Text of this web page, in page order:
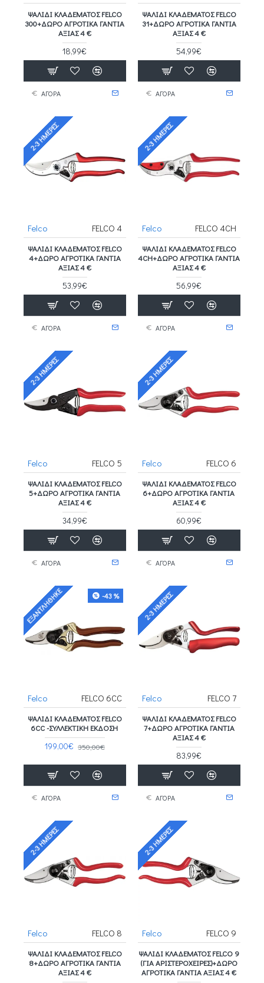
ΨΑΛΊΔΙ ΚΛΑΔΈΜΑΤΟΣ FELCO
300+ΔΩΡΟ ΑΓΡΟΤΙΚΑ ΓΑΝΤΙΑ
ΑΞΙΑΣ 4 €
18,99€
ΑΓΟΡΑ
ΨΑΛΊΔΙ ΚΛΑΔΈΜΑΤΟΣ FELCO
31+ΔΩΡΟ ΑΓΡΟΤΙΚΑ ΓΑΝΤΙΑ
ΑΞΙΑΣ 4 €
54,99€
ΑΓΟΡΑ
2-3 ΗΜΈΡΕΣ
Felco FELCO 4
ΨΑΛΊΔΙ ΚΛΑΔΈΜΑΤΟΣ FELCO
4+ΔΩΡΟ ΑΓΡΟΤΙΚΑ ΓΑΝΤΙΑ
ΑΞΙΑΣ 4 €
53,99€
ΑΓΟΡΑ
2-3 ΗΜΈΡΕΣ
Felco FELCO 4CH
ΨΑΛΊΔΙ ΚΛΑΔΈΜΑΤΟΣ FELCO
4CH+ΔΩΡΟ ΑΓΡΟΤΙΚΑ ΓΑΝΤΙΑ
ΑΞΙΑΣ 4 €
56,99€
ΑΓΟΡΑ
2-3 ΗΜΈΡΕΣ
Felco FELCO 5
ΨΑΛΊΔΙ ΚΛΑΔΈΜΑΤΟΣ FELCO
5+ΔΩΡΟ ΑΓΡΟΤΙΚΑ ΓΑΝΤΙΑ
ΑΞΙΑΣ 4 €
34,99€
ΑΓΟΡΑ
2-3 ΗΜΈΡΕΣ
Felco FELCO 6
ΨΑΛΊΔΙ ΚΛΑΔΈΜΑΤΟΣ FELCO
6+ΔΩΡΟ ΑΓΡΟΤΙΚΑ ΓΑΝΤΙΑ
ΑΞΙΑΣ 4 €
60,99€
ΑΓΟΡΑ
-43 %
ΕΞΑΝΤΛΉΘΗΚΕ
Felco FELCO 6CC
ΨΑΛΊΔΙ ΚΛΑΔΈΜΑΤΟΣ FELCO
6CC -ΣΥΛΛΕΚΤΙΚΗ ΕΚΔΟΣΗ
199,00€ 350,00€
ΑΓΟΡΑ
2-3 ΗΜΈΡΕΣ
Felco FELCO 7
ΨΑΛΊΔΙ ΚΛΑΔΈΜΑΤΟΣ FELCO
7+ΔΩΡΟ ΑΓΡΟΤΙΚΑ ΓΑΝΤΙΑ
ΑΞΙΑΣ 4 €
83,99€
ΑΓΟΡΑ
2-3 ΗΜΈΡΕΣ
Felco FELCO 8
ΨΑΛΊΔΙ ΚΛΑΔΈΜΑΤΟΣ FELCO
8+ΔΩΡΟ ΑΓΡΟΤΙΚΑ ΓΑΝΤΙΑ
ΑΞΙΑΣ 4 €
2-3 ΗΜΈΡΕΣ
Felco FELCO 9
ΨΑΛΊΔΙ ΚΛΑΔΈΜΑΤΟΣ FELCO 9
(ΓΙΑ ΑΡΙΣΤΕΡΌΧΕΙΡΕΣ)+ΔΩΡΟ
ΑΓΡΟΤΙΚΑ ΓΑΝΤΙΑ ΑΞΙΑΣ 4 €